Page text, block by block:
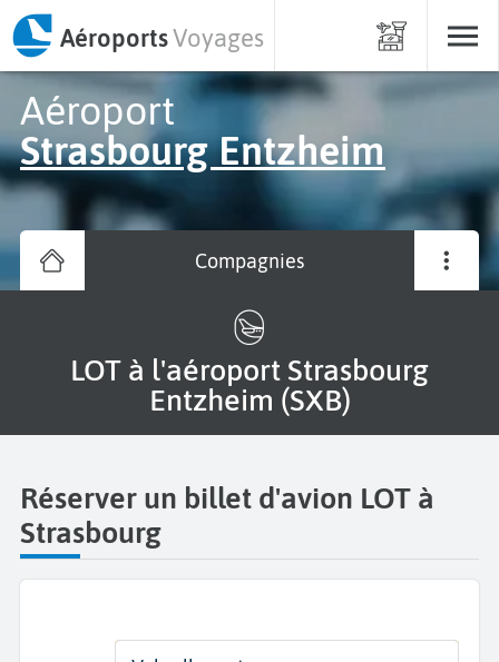
AéroportsVoyages
Aéroport
Strasbourg Entzheim
Compagnies
LOT à l'aéroport Strasbourg
Entzheim (SXB)
Réserver un billet d'avion LOT à
Strasbourg